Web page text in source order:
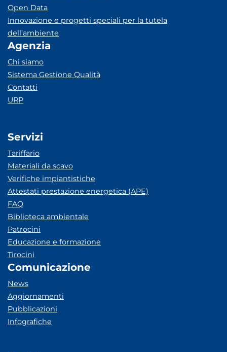
Open Data
Innovazione e progetti speciali per la tutela
dell’ambiente
Agenzia
Chi siamo
Sistema Gestione Qualità
Contatti
URP
Servizi
Tariffario
Materiali da scavo
Verifiche impiantistiche
Attestati prestazione energetica (APE)
FAQ
Biblioteca ambientale
Patrocini
Educazione e formazione
Tirocini
Comunicazione
News
Aggiornamenti
Pubblicazioni
Infografiche